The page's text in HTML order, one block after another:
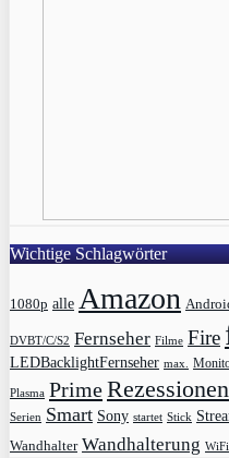
Wichtige Schlagwörter
1080p alle Amazon
DVBT/C/S2 Fernseher Filme Fire
LEDBacklightFernseher max.
Plasma PrimeRezessionen
Serien Smart Sony startet Stick
Wandhalter Wandhalterung WiFi